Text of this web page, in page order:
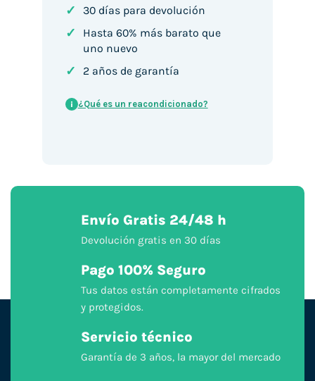
✓ 30 días para devolución
✓
Hasta 60% más barato que
uno nuevo
✓ 2 años de garantía
i ¿Qué es un reacondicionado?
Envío Gratis 24/48 h
Devolución gratis en 30 días
Pago 100% Seguro
Tus datos están completamente cifrados
y protegidos.
Servicio técnico
Garantía de 3 años, la mayor del mercado